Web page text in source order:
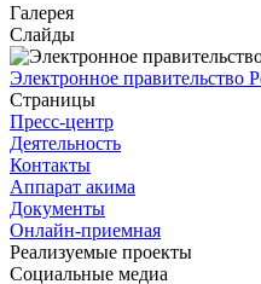
Галерея
Слайды
Электронное правительство
Страницы
Пресс-центр
Деятельность
Контакты
Аппарат акима
Документы
Онлайн-приемная
Реализуемые проекты
Социальные медиа